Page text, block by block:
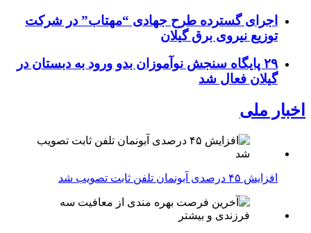
اجرای گسترده طرح جهادی “مهتاب” در شرکت
توزیع نیروی برق گیلان
۲۹ پایگاه سنجش نوآموزان بدو ورود به دبستان در
گیلان فعال شد
اخبار ملی
افزایش ۴۵ درصدی آبونمان تلفن ثابت تصویب شد